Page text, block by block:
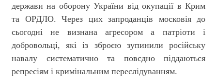
держави на оборону України від окупації в Крим
та ОРДЛО. Через цих запроданців московія до
сьогодні не визнана агресором а патріоти і
добровольці, які із зброєю зупинили російську
навалу систематично та повсдно піддаються
репресіям і кримінальним переслідуванням.